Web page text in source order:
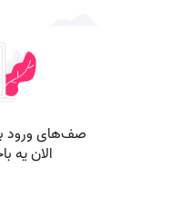
صف‌های ورود
الان یه